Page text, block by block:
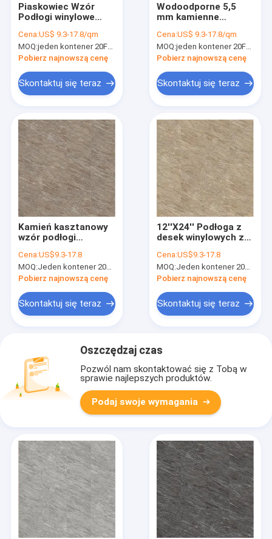
Piaskowiec Wzór
Podłogi winylowe
zużycie GKBM DP-
S82284
Cena:US$ 9.3-17.8/qm
MOQ:jeden kontener 20FT lub 2500 metrów kwadratowych;
Pobierz najnowszą cenę
Skontaktuj się teraz
Wodoodporne 5,5
mm kamienne
kompozytowe z
tworzywa
sztucznego,
lastryko o wysokiej
elastyczności GKBM
Cena:US$ 9.3-17.8/qm
MOQ:jeden kontener 20FT lub 2500 metrów kwadratowych;
Pobierz najnowszą cenę
Skontaktuj się teraz
Kamień kasztanowy
wzór podłogi
Home Deco
ognioodporny jasny
GKBM Greenpy MJ-
Cena:US$9.3-17.8
MOQ:Jeden kontener 20FT lub 2500m2.
Pobierz najnowszą cenę
Skontaktuj się teraz
12''X24'' Podłoga z
desek winylowych z
wzorem GKBM
Greenpy MJ-S6011
Cena:US$9.3-17.8
MOQ:Jeden kontener 20FT lub 2500m2.
Pobierz najnowszą cenę
Skontaktuj się teraz
Oszczędzaj czas
Pozwól nam skontaktować się z Tobą w
sprawie najlepszych produktów.
Podaj swoje wymagania